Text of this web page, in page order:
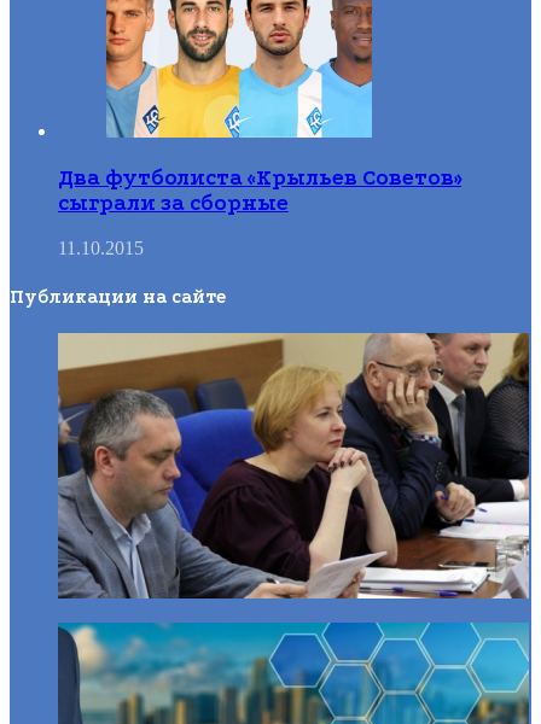
Два футболиста «Крыльев Советов»
сыграли за сборные
11.10.2015
Публикации на сайте